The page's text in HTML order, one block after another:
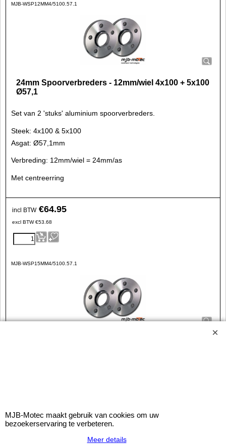
MJB-WSP12MM4/5100.57.1
24mm Spoorverbreders - 12mm/wiel 4x100 + 5x100
Ø57,1
Set van 2 'stuks' aluminium spoorverbreders.
Steek: 4x100 & 5x100
Asgat: Ø57,1mm
Verbreding: 12mm/wiel = 24mm/as
Met centreerring
incl BTW €64.95
excl BTW €53.68
MJB-WSP15MM4/5100.57.1
Verbreding: 15mm/wiel = 30mm/as
MJB-Motec maakt gebruik van cookies om uw
bezoekerservaring te verbeteren.
Meer details